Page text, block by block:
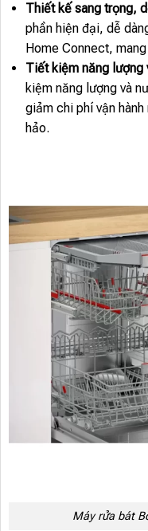
Thiết kế sang trọng,
phần hiện đại, dễ
Home Connect,
Tiết kiệm năng lượng
kiệm năng lượng và
giảm chi phí vận
hảo.
Máy rửa bát